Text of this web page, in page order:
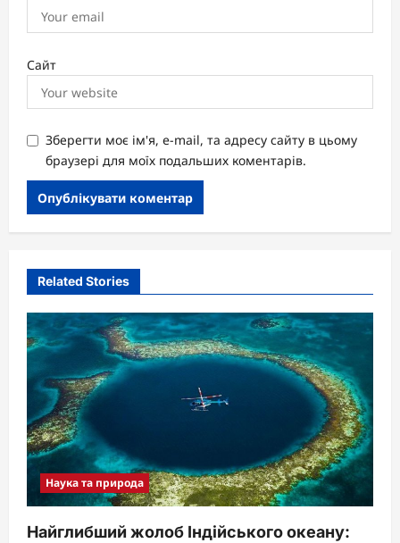
Сайт
Зберегти моє ім'я, e-mail, та адресу сайту в цьому
браузері для моїх подальших коментарів.
Related Stories
Наука та природа
Найглибший жолоб Індійського океану: